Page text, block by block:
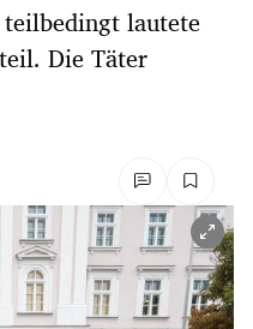
lautete
Die Täter